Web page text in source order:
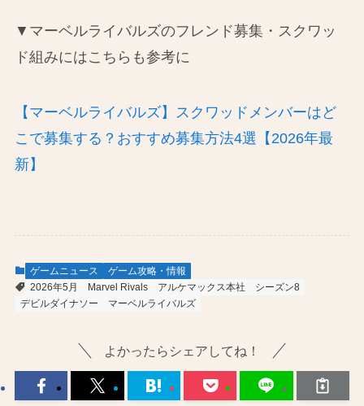
▼マーベルライバルズのフレンド募集・スクワッ
ド組みにはこちらも参考に
【マーベルライバルズ】スクワッドメンバーはど
こで募集する？おすすめ募集方法4選【2026年最
新】
ゲームニュース
ゲーム攻略・情報
2026年5月
Marvel Rivals アルケマックス本社
シーズン8
デビルダイナソー
マーベルライバルズ
よかったらシェアしてね！